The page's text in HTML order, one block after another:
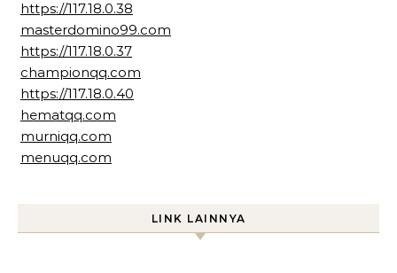
https://117.18.0.38
masterdomino99.com
https://117.18.0.37
championqq.com
https://117.18.0.40
hematqq.com
murniqq.com
menuqq.com
LINK LAINNYA